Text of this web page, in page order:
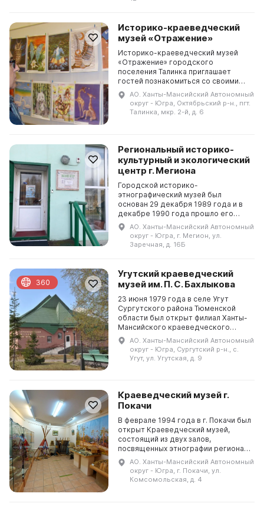
Историко-краеведческий
музей «Отражение»
Историко-краеведческий музей
«Отражение» городского
поселения Талинка приглашает
гостей познакомиться со своими
коллекциями, которые
представлены в постоянных
экспозициях и временных
АО. Ханты-Мансийский Автономный
округ - Югра, Октябрьский р-н., пгт.
Талинка, мкр. 2-й, д. 6
Региональный историко-
культурный и экологический
центр г. Мегиона
Городской историко-
этнографический музей был
основан 29 декабря 1989 года и в
декабре 1990 года прошло его
открытие. Находится он в 42 км от
города Мегиона и представляет
собой реконструкцию хантыйско...
АО. Ханты-Мансийский Автономный
округ - Югра, г. Мегион, ул.
Заречная, д. 16Б
Угутский краеведческий
музей им. П. C. Бахлыкова
23 июня 1979 года в селе Угут
Сургутского района Тюменской
области был открыт филиал Ханты-
Мансийского краеведческого
музея....
АО. Ханты-Мансийский Автономный
округ - Югра, Сургутский р-н., с.
Угут, ул. Угутская, д. 9
360
Краеведческий музей г.
Покачи
В феврале 1994 года в г. Покачи был
открыт Краеведческий музей,
состоящий из двух залов,
посвященных этнографии региона,
зала о природе края и зала для
временных выставок.
Стационарные экспозиции пред...
АО. Ханты-Мансийский Автономный
округ - Югра, г. Покачи, ул.
Комсомольская, д. 4